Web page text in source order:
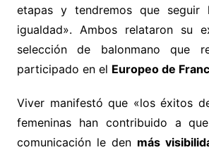
etapas y tendremos que seguir
igualdad». Ambos relataron su
selección de balonmano que
participado en el Europeo de
Viver manifestó que «los éxitos
femeninas han contribuido a
comunicación le den más